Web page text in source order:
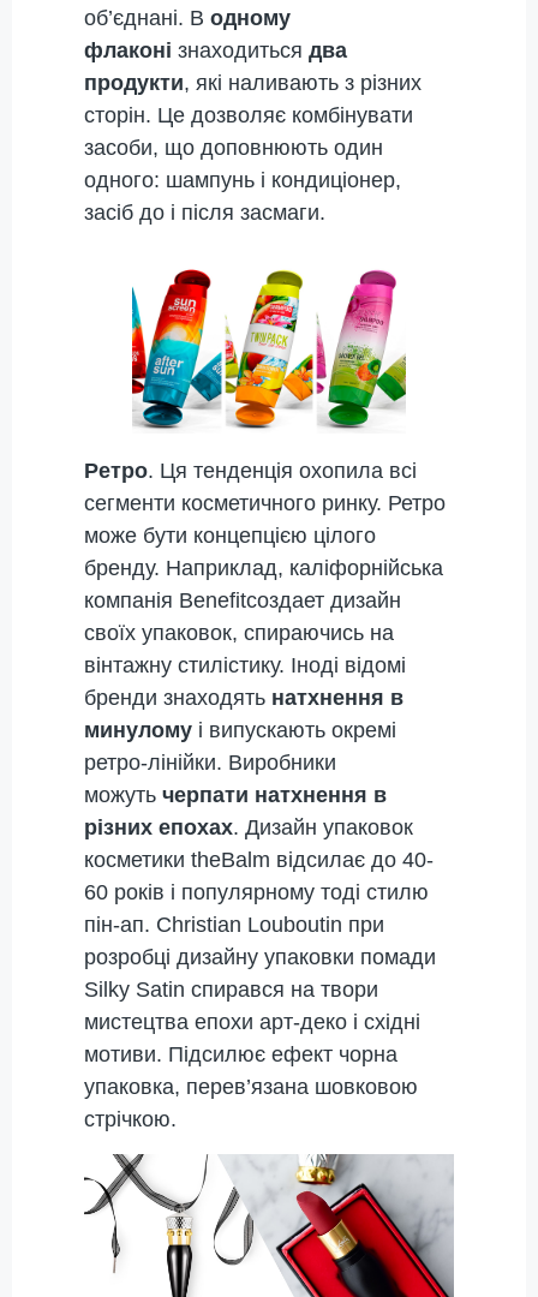
об’єднані. В одному
флаконі знаходиться два
продукти, які наливають з різних
сторін. Це дозволяє комбінувати
засоби, що доповнюють один
одного: шампунь і кондиціонер,
засіб до і після засмаги.
Ретро. Ця тенденція охопила всі
сегменти косметичного ринку. Ретро
може бути концепцією цілого
бренду. Наприклад, каліфорнійська
компанія Benefitсоздает дизайн
своїх упаковок, спираючись на
вінтажну стилістику. Іноді відомі
бренди знаходять натхнення в
минулому і випускають окремі
ретро-лінійки. Виробники
можуть черпати натхнення в
різних епохах. Дизайн упаковок
косметики theBalm відсилає до 40-
60 років і популярному тоді стилю
пін-ап. Christian Louboutin при
розробці дизайну упаковки помади
Silky Satin спирався на твори
мистецтва епохи арт-деко і східні
мотиви. Підсилює ефект чорна
упаковка, перев’язана шовковою
стрічкою.